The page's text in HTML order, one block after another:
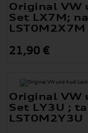
Original VW
Set LX7M;
LST0M2X7M
21,90 €
Original VW
Set LY3U ;
LST0M2Y3U